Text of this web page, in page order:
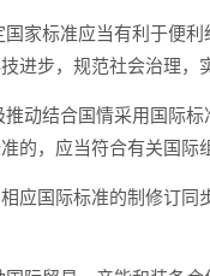
国家标准应当有利于便
进步，规范社会治理，
推动结合国情采用国际
的，应当符合有关国际
应国际标准的制修订同